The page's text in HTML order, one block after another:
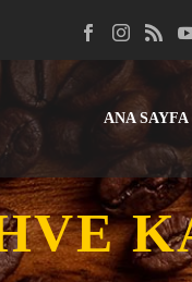
ANA SAYFA